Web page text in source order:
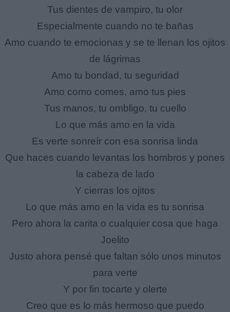
Tus dientes de vampiro, tu olor
Especialmente cuando no te bañas
Amo cuando te emocionas y se te llenan los ojitos
de lágrimas
Amo tu bondad, tu seguridad
Amo como comes, amo tus pies
Tus manos, tu ombligo, tu cuello
Lo que más amo en la vida
Es verte sonreír con esa sonrisa linda
Que haces cuando levantas los hombros y pones
la cabeza de lado
Y cierras los ojitos
Lo que más amo en la vida es tu sonrisa
Pero ahora la carita o cualquier cosa que haga
Joelito
Justo ahora pensé que faltan sólo unos minutos
para verte
Y por fin tocarte y olerte
Creo que es lo más hermoso que puedo